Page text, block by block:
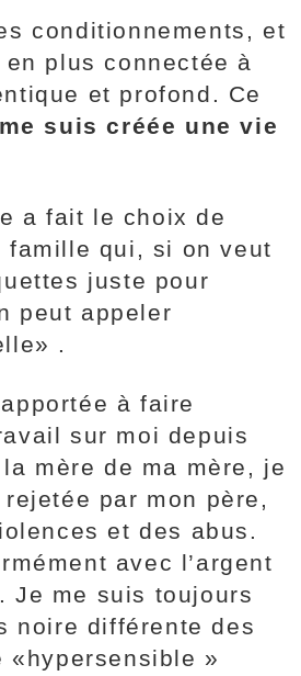
conditionnements, et
plus connectée à
et profond. Ce
suis créée une vie
a fait le choix de
famille qui, si on veut
juste pour
peut appeler
.
à faire
sur moi depuis
mère de ma mère, je
par mon père,
et des abus.
avec l’argent
Je me suis toujours
noire différente des
«hypersensible »